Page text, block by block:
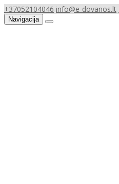
+37052104046 info@e-dovanos.lt
Navigacija